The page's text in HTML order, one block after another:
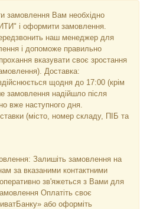
замовлення Вам необхідно
і оформити замовлення.
наш менеджер для
і допоможе правильно
вказувати своє зростання
Доставка:
щодня до 17:00 (крім
замовлення надійшло після
вже наступного дня.
(місто, номер складу, ПІБ та
Залишіть замовлення на
за вказаними контактними
зв'яжеться з Вами для
Оплатіть своє
або оформіть